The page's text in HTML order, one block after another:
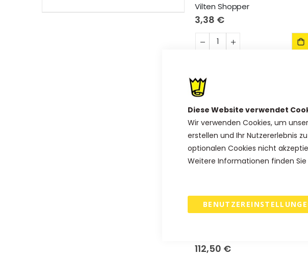
Diese Website verwendet
Wir verwenden Cookies, um
erstellen und Ihr Nutzererlebnis
optionalen Cookies nicht
Weitere Informationen finden Sie
Vilten Shopper
3,38 €
112,50 €